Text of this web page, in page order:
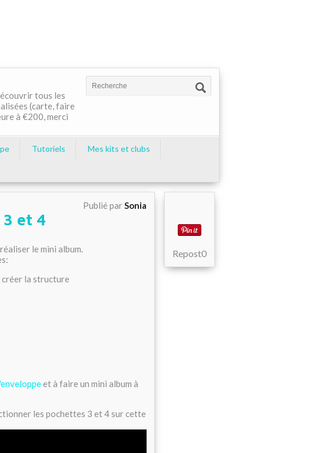
tous les
(carte, faire
à €200, merci
Tutoriels
Mes kits et clubs
Publié parSonia
et 4
le mini album.
créer la structure
et à faire un mini album à
les pochettes 3 et 4 sur cette
Repost0